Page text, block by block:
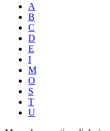
A
B
C
D
E
I
M
O
S
T
U